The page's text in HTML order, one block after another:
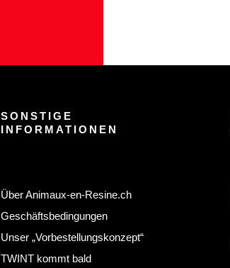
SONSTIGE
INFORMATIONEN
Über Animaux-en-Resine.ch
Geschäftsbedingungen
Unser „Vorbestellungskonzept“
TWINT kommt bald